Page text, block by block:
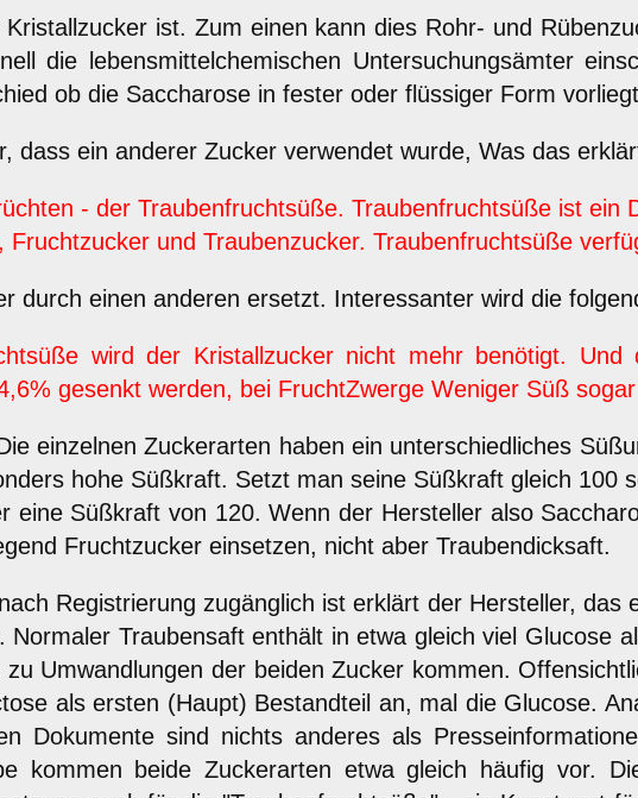
ist. Zum einen kann dies Rohr- und
die lebensmittelchemischen Untersuchungsämter
ob die Saccharose in fester oder flüssiger Form
dass ein anderer Zucker verwendet wurde, Was das
- der Traubenfruchtsüße. Traubenfruchtsüße ist ein
und Traubenzucker. Traubenfruchtsüße
durch einen anderen ersetzt. Interessanter wird die
wird der Kristallzucker nicht mehr benötigt. Und
gesenkt werden, bei FruchtZwerge Weniger Süß
einzelnen Zuckerarten haben ein unterschiedliches
hohe Süßkraft. Setzt man seine Süßkraft gleich 100
eine Süßkraft von 120. Wenn der Hersteller also
Fruchtzucker einsetzen, nicht aber Traubendicksaft.
Registrierung zugänglich ist erklärt der Hersteller,
Normaler Traubensaft enthält in etwa gleich viel Glucose
Umwandlungen der beiden Zucker kommen.
als ersten (Haupt) Bestandteil an, mal die Glucose.
Dokumente sind nichts anderes als
kommen beide Zuckerarten etwa gleich häufig vor.